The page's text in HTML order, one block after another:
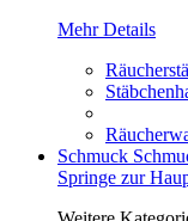
Mehr Details
Schmuck
Springe zur